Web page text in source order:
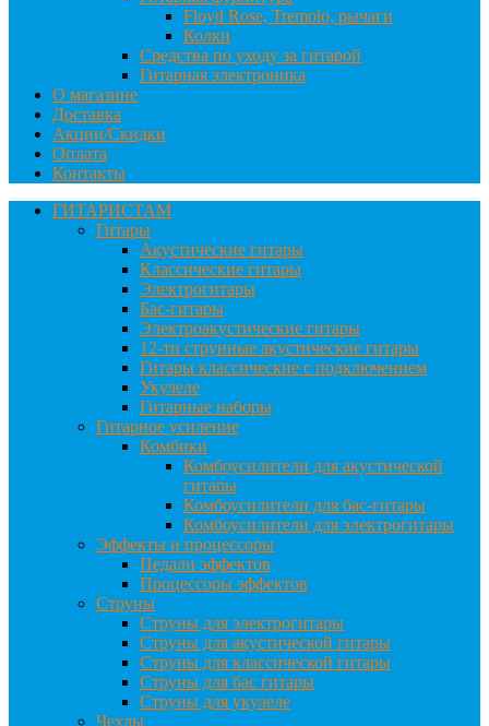
Floyd Rose, Tremolo, рычаги
Колки
Средства по уходу за гитарой
Гитарная электроника
О магазине
Доставка
Акции/Скидки
Оплата
Контакты
ГИТАРИСТАМ
Гитары
Акустические гитары
Классические гитары
Электрогитары
Бас-гитары
Электроакустические гитары
12-ти струнные акустические гитары
Гитары классические с подключением
Укулеле
Гитарные наборы
Гитарное усиление
Комбики
Комбоусилители для акустической
гитары
Комбоусилители для бас-гитары
Комбоусилители для электрогитары
Эффекты и процессоры
Педали эффектов
Процессоры эффектов
Струны
Струны для электрогитары
Струны для акустической гитары
Струны для классической гитары
Струны для бас гитары
Струны для укулеле
Чехлы